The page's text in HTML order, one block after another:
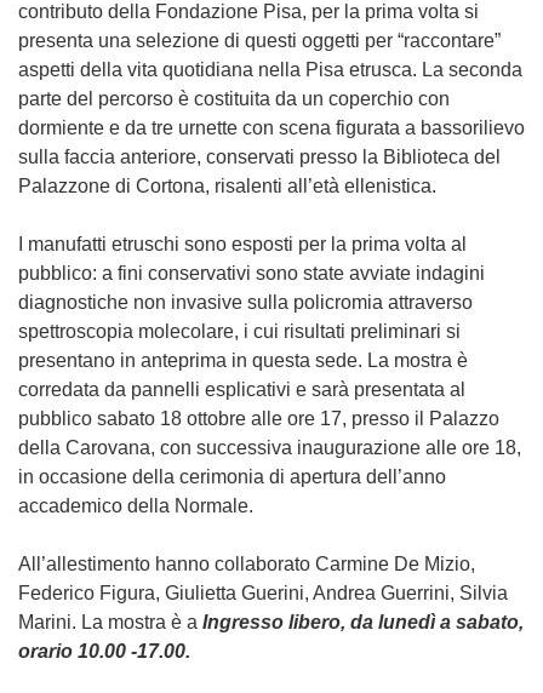
contributo della Fondazione Pisa, per la prima volta si
presenta una selezione di questi oggetti per “raccontare”
aspetti della vita quotidiana nella Pisa etrusca. La seconda
parte del percorso è costituita da un coperchio con
dormiente e da tre urnette con scena figurata a bassorilievo
sulla faccia anteriore, conservati presso la Biblioteca del
Palazzone di Cortona, risalenti all’età ellenistica.
I manufatti etruschi sono esposti per la prima volta al
pubblico: a fini conservativi sono state avviate indagini
diagnostiche non invasive sulla policromia attraverso
spettroscopia molecolare, i cui risultati preliminari si
presentano in anteprima in questa sede. La mostra è
corredata da pannelli esplicativi e sarà presentata al
pubblico sabato 18 ottobre alle ore 17, presso il Palazzo
della Carovana, con successiva inaugurazione alle ore 18,
in occasione della cerimonia di apertura dell’anno
accademico della Normale.
All’allestimento hanno collaborato Carmine De Mizio,
Federico Figura, Giulietta Guerini, Andrea Guerrini, Silvia
Marini. La mostra è a Ingresso libero, da lunedì a sabato,
orario 10.00 -17.00.